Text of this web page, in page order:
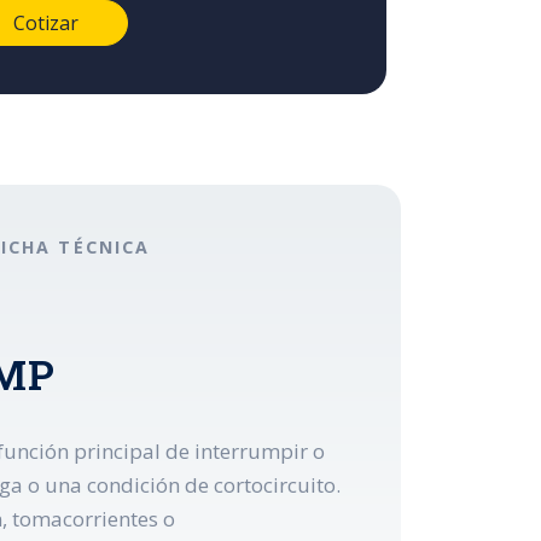
TÉCNICA
principal de interrumpir o
o una condición de cortocircuito.
tomacorrientes o